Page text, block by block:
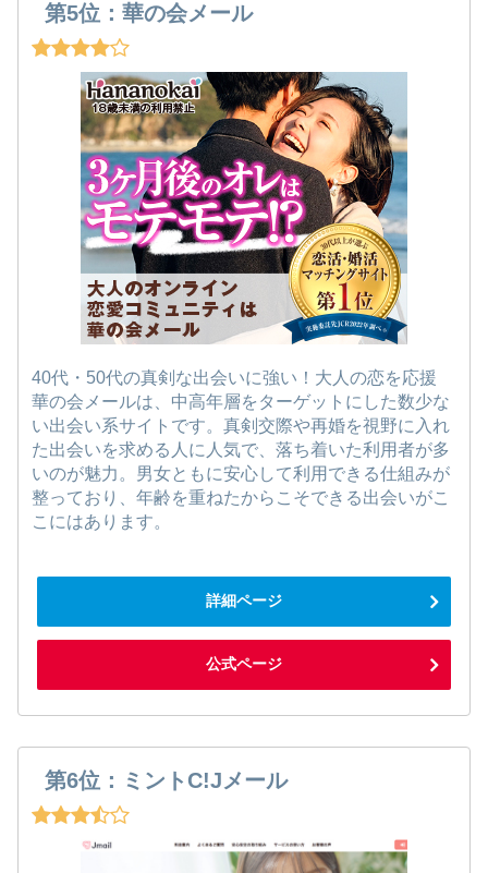
第5位：華の会メール
40代・50代の真剣な出会いに強い！大人の恋を応援
華の会メールは、中高年層をターゲットにした数少な
い出会い系サイトです。真剣交際や再婚を視野に入れ
た出会いを求める人に人気で、落ち着いた利用者が多
いのが魅力。男女ともに安心して利用できる仕組みが
整っており、年齢を重ねたからこそできる出会いがこ
こにはあります。
詳細ページ
公式ページ
第6位：ミントC!Jメール